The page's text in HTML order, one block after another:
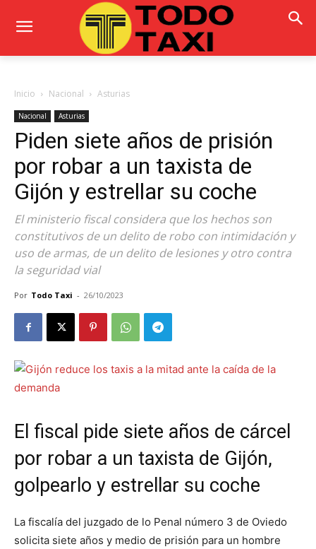
Inicio Nacional Asturias
Nacional Asturias
Piden siete años de prisión
por robar a un taxista de
Gijón y estrellar su coche
El ministerio fiscal considera que los hechos son
constitutivos de un delito de robo con intimidación y
uso de armas, de un delito de lesiones y otro contra
la seguridad vial
Por Todo Taxi - 26/10/2023
El fiscal pide siete años de cárcel
por robar a un taxista de Gijón,
golpearlo y estrellar su coche
La fiscalía del juzgado de lo Penal número 3 de Oviedo
solicita siete años y medio de prisión para un hombre